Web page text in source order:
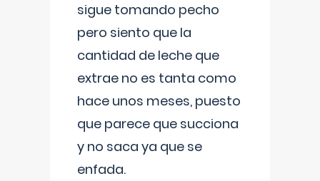
sigue tomando pecho
pero siento que la
cantidad de leche que
extrae no es tanta como
hace unos meses, puesto
que parece que succiona
y no saca ya que se
enfada.